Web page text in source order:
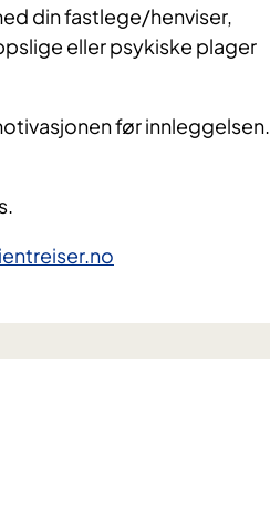
din fastlege/henviser,
eller psykiske plager
før innleggelsen.